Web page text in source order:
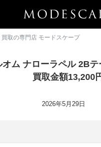
取の専門店 モードスケープ
オム ナローラペル 2B
買取金額13,200
2026年5月29日